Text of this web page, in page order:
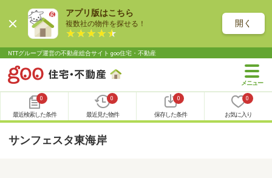
アプリ版はこちら
複数社の物件を探せる！ 開く
NTTグループ運営の不動産総合サイト goo住宅・不動産
0
最近検索した条件
0
最近見た物件
0
保存した条件
0
お気に入り
サンフェスタ東海岸